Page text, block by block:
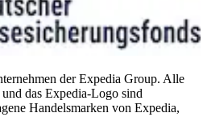
der Expedia Group. Alle
das Expedia-Logo sind
Handelsmarken von Expedia,